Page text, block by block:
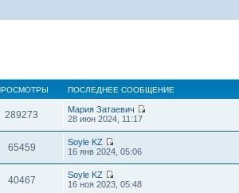
ПОСЛЕДНЕЕ СООБЩЕНИЕ
289273
Мария Затаевич
28 июн 2024, 11:17
65459
Soyle KZ
16 янв 2024, 05:06
40467
Soyle KZ
16 ноя 2023, 05:48